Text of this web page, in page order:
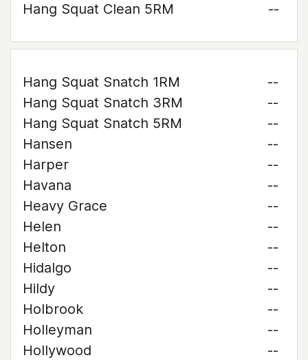
Hang Squat Clean 5RM
--
Hang Squat Snatch 1RM
--
Hang Squat Snatch 3RM
--
Hang Squat Snatch 5RM
--
Hansen
--
Harper
--
Havana
--
Heavy Grace
--
Helen
--
Helton
--
Hidalgo
--
Hildy
--
Holbrook
--
Holleyman
--
Hollywood
--